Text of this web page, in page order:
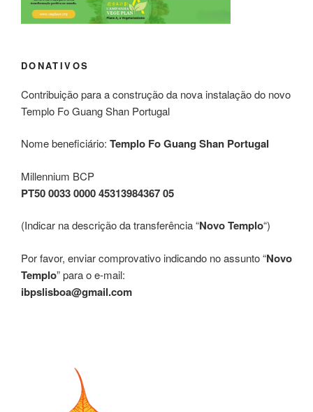
DONATIVOS
Contribuição para a construção da nova instalação do novo
Templo Fo Guang Shan Portugal
Nome beneficiário: Templo Fo Guang Shan Portugal
Millennium BCP
PT50 0033 0000 45313984367 05
(Indicar na descrição da transferência “Novo Templo“)
Por favor, enviar comprovativo indicando no assunto “Novo
Templo” para o e-mail:
ibpslisboa@gmail.com